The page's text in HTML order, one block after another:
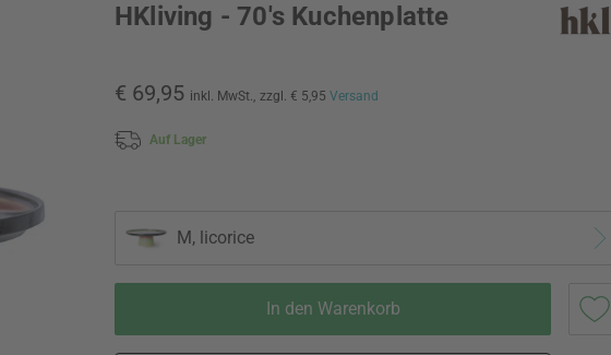
HKliving - 70's Kuchenplatte
€ 69,95 inkl. MwSt., zzgl. € 5,95 Versand
Auf Lager
M, licorice
In den Warenkorb